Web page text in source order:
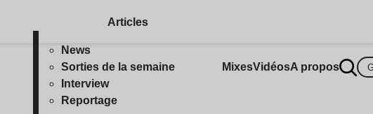
Articles
News
Sorties de la semaine
Interview
Reportage
MixesVidéosA propos